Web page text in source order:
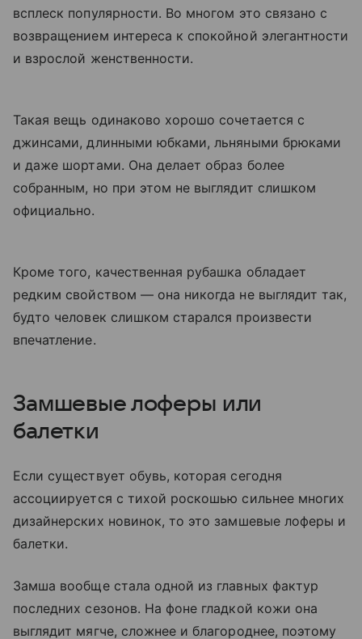
всплеск популярности. Во многом это связано с
возвращением интереса к спокойной элегантности
и взрослой женственности.
Такая вещь одинаково хорошо сочетается с
джинсами, длинными юбками, льняными брюками
и даже шортами. Она делает образ более
собранным, но при этом не выглядит слишком
официально.
Кроме того, качественная рубашка обладает
редким свойством — она никогда не выглядит так,
будто человек слишком старался произвести
впечатление.
Замшевые лоферы или
балетки
Если существует обувь, которая сегодня
ассоциируется с тихой роскошью сильнее многих
дизайнерских новинок, то это замшевые лоферы и
балетки.
Замша вообще стала одной из главных фактур
последних сезонов. На фоне гладкой кожи она
выглядит мягче, сложнее и благороднее, поэтому